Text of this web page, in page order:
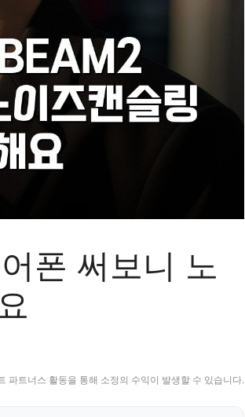
폰 써보니 노
파트너스 활동을 통해 소정의 수익이 발생할 수 있습니다.